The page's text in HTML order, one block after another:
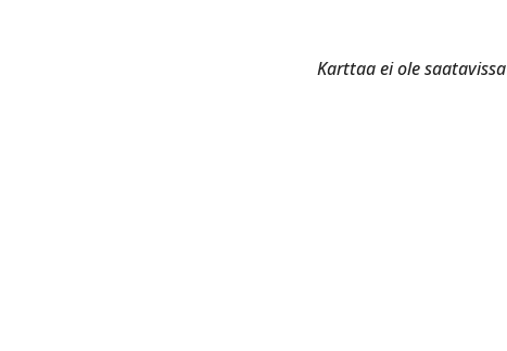
Karttaa ei ole saatavissa